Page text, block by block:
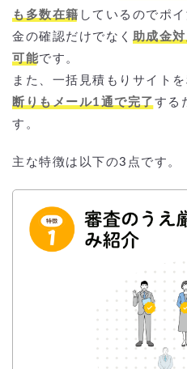
も多数在籍 しているのでポ
金の確認だけでなく
助成金
可能です。
また、一括見積もりサイト
断りもメール1通で完了 する
す。
主な特徴は以下の3点です。